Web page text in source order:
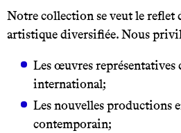
Notre collection se veut le reflet
artistique diversifiée. Nous
Les œuvres représentatives
international;
Les nouvelles productions
contemporain;